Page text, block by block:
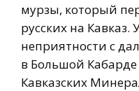
мурзы, который
русских на Кавказ.
неприятности с
в Большой
Кавказских